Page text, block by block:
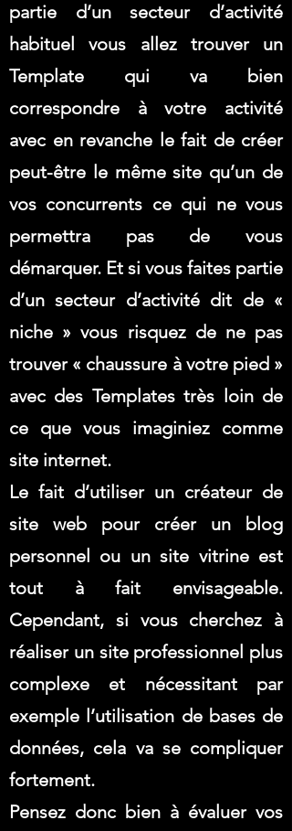
partie d’un secteur d’activité
habituel vous allez trouver un
Template qui va bien
correspondre à votre activité
avec en revanche le fait de créer
peut-être le même site qu’un de
vos concurrents ce qui ne vous
permettra pas de vous
démarquer. Et si vous faites partie
d’un secteur d’activité dit de «
niche » vous risquez de ne pas
trouver « chaussure à votre pied »
avec des Templates très loin de
ce que vous imaginiez comme
site internet.
Le fait d’utiliser un créateur de
site web pour créer un blog
personnel ou un site vitrine est
tout à fait envisageable.
Cependant, si vous cherchez à
réaliser un site professionnel plus
complexe et nécessitant par
exemple l’utilisation de bases de
données, cela va se compliquer
fortement.
Pensez donc bien à évaluer vos